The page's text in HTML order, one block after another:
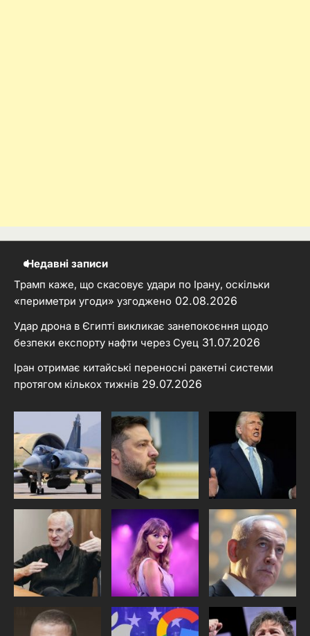
Недавні записи
Трамп каже, що скасовує удари по Ірану, оскільки
«периметри угоди» узгоджено 02.08.2026
Удар дрона в Єгипті викликає занепокоєння щодо
безпеки експорту нафти через Суец 31.07.2026
Іран отримає китайські переносні ракетні системи
протягом кількох тижнів 29.07.2026